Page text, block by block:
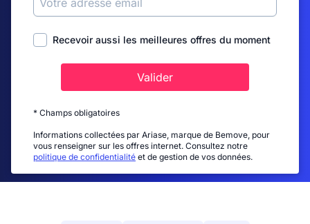
Recevoir aussi les meilleures offres du moment
Valider
* Champs obligatoires
Informations collectées par Ariase, marque de Bemove, pour
vous renseigner sur les offres internet. Consultez notre
politique de confidentialité et de gestion de vos données.